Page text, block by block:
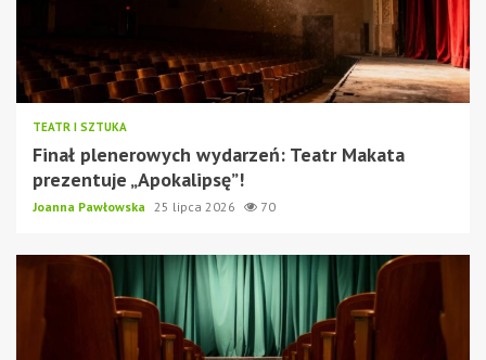
TEATR I SZTUKA
Finał plenerowych wydarzeń: Teatr Makata
prezentuje „Apokalipsę”!
Joanna Pawłowska 25 lipca 2026 70